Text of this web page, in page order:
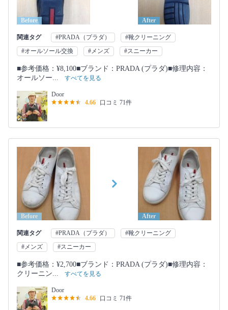
Before After
関連タグ #PRADA（プラダ）
#靴クリーニング
#オールソール交換
#メンズ #スニーカー
■参考価格：¥8,100■ブランド：PRADA (プラダ)■修理内容：
オールソー...
すべてを見る
Door
4.66
口コミ 71件
Before After
関連タグ #PRADA（プラダ）
#靴クリーニング
#メンズ
#スニーカー
■参考価格：¥2,700■ブランド：PRADA (プラダ)■修理内容：
クリーニン...
すべてを見る
Door
4.66
口コミ 71件